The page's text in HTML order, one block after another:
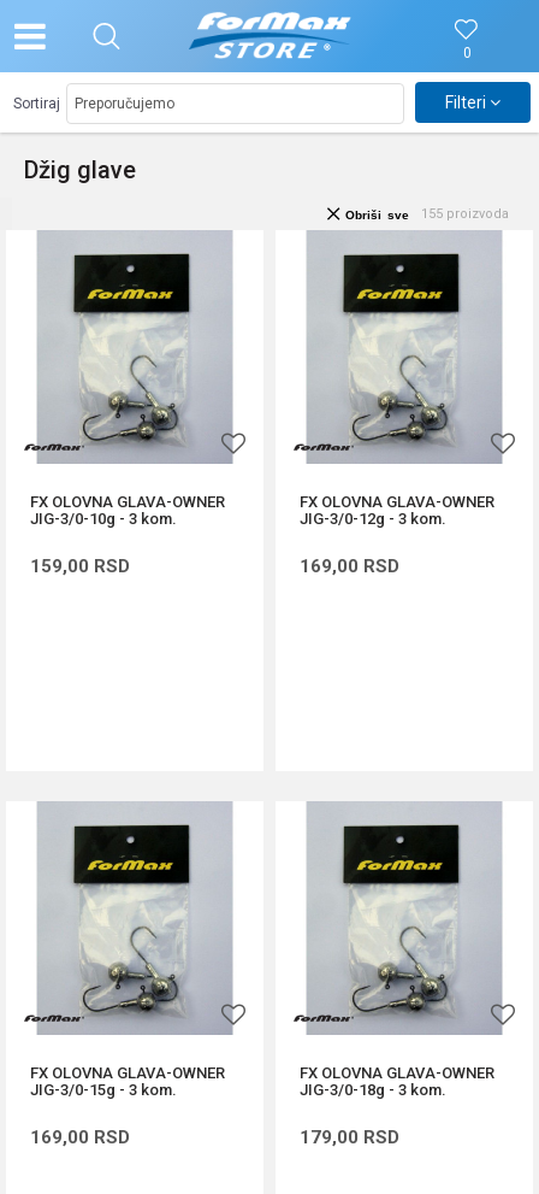
0
Džig glave
Sortiraj Filteri
155 proizvoda
Obriši sve
FX OLOVNA GLAVA-OWNER
JIG-3/0-10g - 3 kom.
159,00 RSD
FX OLOVNA GLAVA-OWNER
JIG-3/0-12g - 3 kom.
169,00 RSD
FX OLOVNA GLAVA-OWNER
JIG-3/0-15g - 3 kom.
169,00 RSD
FX OLOVNA GLAVA-OWNER
JIG-3/0-18g - 3 kom.
179,00 RSD